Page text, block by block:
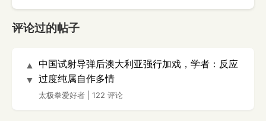
评论过的帖子
▲
▼
中国试射导弹后澳大利亚强行加戏，学者：反应
过度纯属自作多情
太极拳爱好者 122 评论